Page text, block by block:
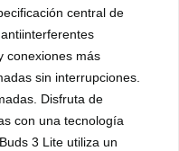
central de
conexiones más
sin interrupciones.
Disfruta de
con una tecnología
3 Lite utiliza un